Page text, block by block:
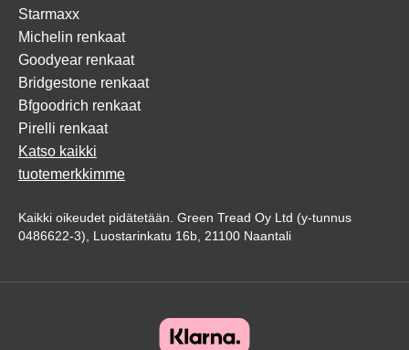
Starmaxx
Michelin renkaat
Goodyear renkaat
Bridgestone renkaat
Bfgoodrich renkaat
Pirelli renkaat
Katso kaikki
tuotemerkkimme
Kaikki oikeudet pidätetään. Green Tread Oy Ltd (y-tunnus
0486622-3), Luostarinkatu 16b, 21100 Naantali